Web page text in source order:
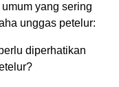
yang sering
unggas petelur:
diperhatikan